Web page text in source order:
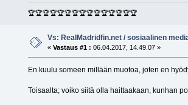
🏆🏆🏆🏆🏆🏆🏆🏆🏆🏆🏆🏆🏆🏆🏆
Vs: RealMadridfin.net / sosiaalinen
«Vastaus #1 : 06.04.2017, 14.49.07 »
En kuulu someen millään muotoa, joten en
Toisaalta; voiko siitä olla haittaakaan, kunhan